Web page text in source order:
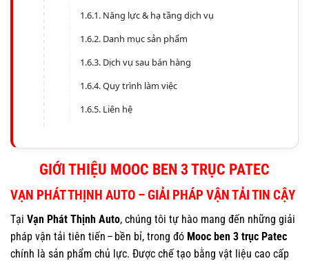
Năng lực & hạ tầng dịch vụ
Danh mục sản phẩm
Dịch vụ sau bán hàng
Quy trình làm việc
Liên hệ
GIỚI THIỆU MOOC BEN 3 TRỤC PATEC
VẠN PHÁT THỊNH AUTO – GIẢI PHÁP VẬN TẢI TIN CẬY
Tại Vạn Phát Thịnh Auto, chúng tôi tự hào mang đến những giải
pháp vận tải tiên tiến – bền bỉ, trong đó Mooc ben 3 trục Patec
chính là sản phẩm chủ lực. Được chế tạo bằng vật liệu cao cấp